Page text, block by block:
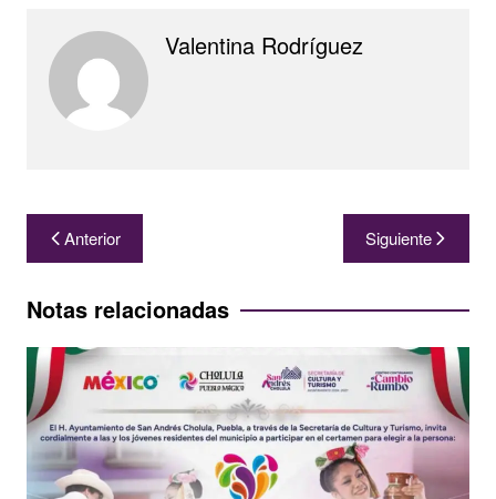
Valentina Rodríguez
Navegación
de
entradas
Anterior Siguiente
Notas relacionadas